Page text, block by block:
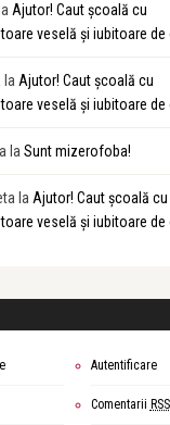
la Ajutor! Caut școală cu
veselă și iubitoare de
la Ajutor! Caut școală cu
veselă și iubitoare de
la Sunt mizerofoba!
la Ajutor! Caut școală cu
veselă și iubitoare de
Autentificare
Comentarii RSS